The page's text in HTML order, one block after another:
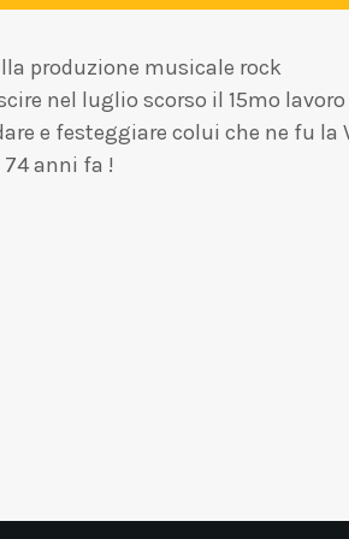
produzione musicale rock
nel luglio scorso il 15mo lavoro
e festeggiare colui che ne fu la
74 anni fa !